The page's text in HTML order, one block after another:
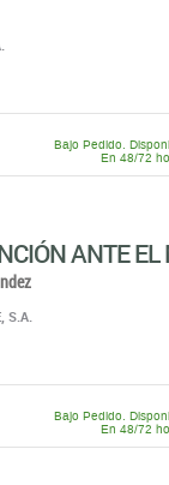
Bajo Pedido.
En 48/72
ANTE
S.A.
Bajo Pedido.
En 48/72